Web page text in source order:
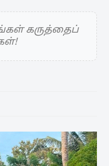
கருத்தைப்